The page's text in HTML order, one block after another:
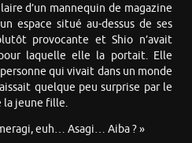
d’un mannequin de magazine
espace situé au-dessus de ses
provocante et Shio n’avait
laquelle elle la portait. Elle
personne qui vivait dans un monde
quelque peu surprise par le
la jeune fille.
euh… Asagi… Aiba ? »